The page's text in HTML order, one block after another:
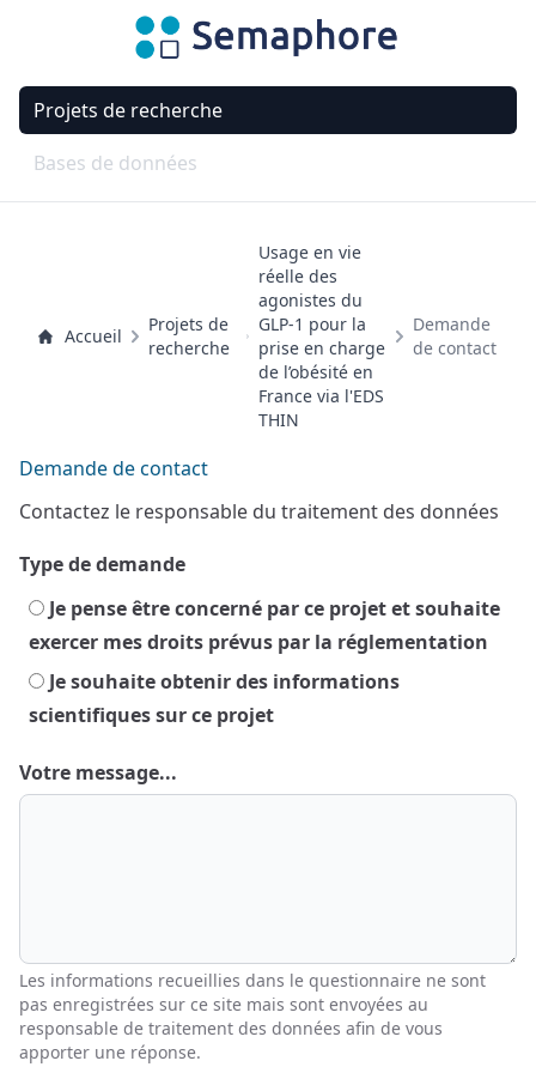
Projets de recherche
Bases de données
Accueil
Projets de
recherche
Usage en vie
réelle des
agonistes du
GLP-1 pour la
prise en charge
de l’obésité en
France via l'EDS
THIN
Demande
de contact
Demande de contact
Contactez le responsable du traitement des données
Type de demande
exercer mes droits prévus par la réglementation
scientifiques sur ce projet
Votre message...
Les informations recueillies dans le questionnaire ne sont
pas enregistrées sur ce site mais sont envoyées au
responsable de traitement des données afin de vous
apporter une réponse.